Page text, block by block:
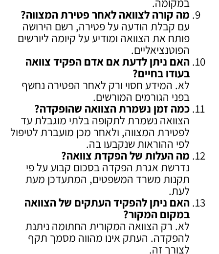
מה קורה לצוואה לאחר פטירת המצווה?
עם קבלת הודעה על פטירה, רשם הירושה
פותח את הצוואה ומודיע על קיומה ליורשים
הפוטנציאליים.
האם ניתן לדעת אם אדם הפקיד צוואה
בעודו בחיים?
לא. המידע חסוי ורק לאחר הפטירה נחשף
בפני הגורמים המורשים.
כמה זמן נשמרת הצוואה שהופקדה?
הצוואה נשמרת לתקופה בלתי מוגבלת עד
לפטירת המצווה, ולאחר מכן מועברת לטיפול
לפי ההוראות שנקבעו בה.
מה העלות של הפקדת צוואה?
נדרשת אגרת הפקדה בסכום קבוע על פי
תקנות משרד המשפטים, המתעדכן מעת
לעת.
האם ניתן להפקיד העתקים של הצוואה
במקום המקור?
לא. רק הצוואה המקורית החתומה ניתנת
להפקדה. העתק אינו מהווה מסמך תקף
לצורך זה.